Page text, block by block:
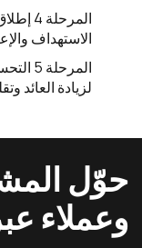
المرحلة 4
الاستهداف
المرحلة 5
لزيادة العائد
حوّل
وعملاء